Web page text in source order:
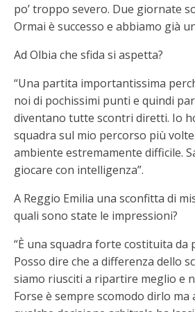
po’ troppo severo. Due giornate
Ormai è successo e abbiamo già
Ad Olbia che sfida si aspetta?
“Una partita importantissima
noi di pochissimi punti e quindi
diventano tutte scontri diretti. Io
squadra sul mio percorso più
ambiente estremamente difficile.
giocare con intelligenza”.
A Reggio Emilia una sconfitta di
quali sono state le impressioni?
“È una squadra forte costituita da
Posso dire che a differenza dello
siamo riusciti a ripartire meglio e
Forse è sempre scomodo dirlo ma